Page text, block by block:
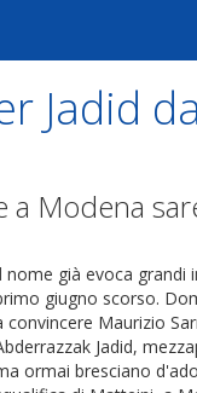
Jadid
a Modena
nome già evoca grandi
giugno scorso.
convincere Maurizio
Jadid,
ormai bresciano